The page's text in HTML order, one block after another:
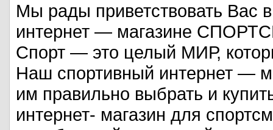
Мы рады приветствовать Вас
интернет — магазине
Спорт — это целый МИР,
Наш спортивный интернет —
им правильно выбрать и
интернет- магазин для